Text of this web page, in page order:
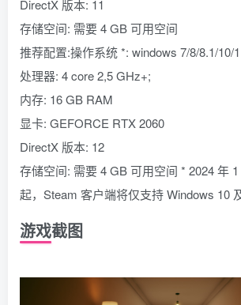
DirectX 版本: 11
存储空间: 需要 4 GB 可用空间
推荐配置:操作系统 *: windows 7/8/8.1/10/
处理器: 4 core 2,5 GHz+;
内存: 16 GB RAM
显卡: GEFORCE RTX 2060
DirectX 版本: 12
存储空间: 需要 4 GB 可用空间 * 2024 年 1
起，Steam 客户端将仅支持 Windows 10
游戏截图